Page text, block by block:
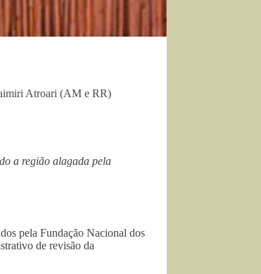
Atroari (AM e RR)
a região alagada pela
pela Fundação Nacional dos
de revisão da